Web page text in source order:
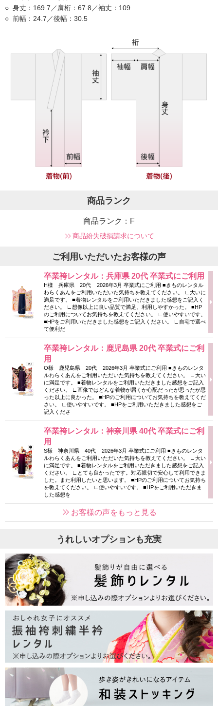
身丈：169.7／肩桁：67.8／袖丈：109
前幅：24.7／後幅：30.5
商品ランク
商品ランク：F
商品紛失破損請求について
ご利用いただいたお客様の声
卒業袴レンタル：兵庫県 20代 卒業式にご利用
H様 兵庫県 20代 2026年3月 卒業式にご利用 ■きものレンタル
わらくあんをご利用いただいた気持ちを教えてください。 ∟大いに
満足です。 ■着物レンタルをご利用いただきました感想をご記入く
ださい。 ∟想像以上に良い品質で満足。利用しやすかった。 ■HP
のご利用についてお気持ちを教えてください。 ∟使いやすいです。
■HPをご利用いただきました感想をご記入ください。 ∟自宅で選べ
て便利だ
卒業袴レンタル：鹿児島県 20代 卒業式にご利
用
O様 鹿児島県 20代 2026年3月 卒業式にご利用 ■きものレンタ
ルわらくあんをご利用いただいた気持ちを教えてください。 ∟大い
に満足です。 ■着物レンタルをご利用いただきました感想をご記入
ください。 ∟画像ではどんな着物が届くか心配だったが思ったが思
った以上に良かった。 ■HPのご利用についてお気持ちを教えてくだ
さい。 ∟使いやすいです。 ■HPをご利用いただきました感想をご
記入くださ
卒業袴レンタル：神奈川県 40代 卒業式にご利
用
S様 神奈川県 40代 2026年3月 卒業式にご利用 ■きものレンタ
ルわらくあんをご利用いただいた気持ちを教えてください。 ∟大い
に満足です。 ■着物レンタルをご利用いただきました感想をご記入
ください。 ∟とても良かったです。対応親切で安心して利用できま
した。また利用したいと思います。 ■HPのご利用についてお気持ち
を教えてください。 ∟使いやすいです。 ■HPをご利用いただきま
した感想を
お客様の声をもっと見る
うれしいオプションも充実